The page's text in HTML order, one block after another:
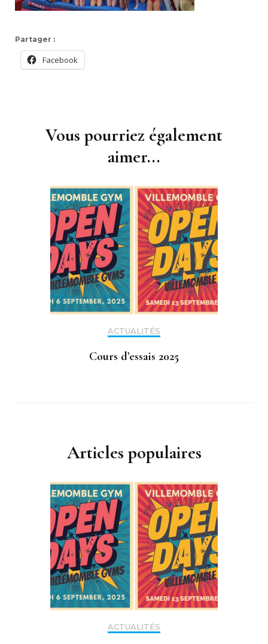
Partager :
Facebook
Vous pourriez également
aimer...
ACTUALITÉS
Cours d’essais 2025
Articles populaires
ACTUALITÉS